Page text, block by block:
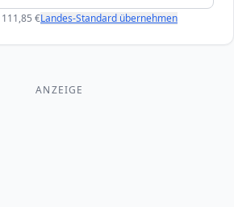
111,85 €Landes-Standard übernehmen
ANZEIGE